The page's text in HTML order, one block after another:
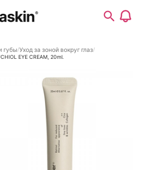
губы Уход за зоной вокруг глаз
EYE CREAM, 20ml.